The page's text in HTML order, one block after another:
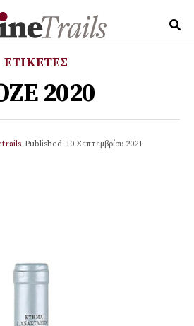
ΕΤΙΚΕΤΕΣ
2020
Published 10 Σεπτεμβρίου 2021